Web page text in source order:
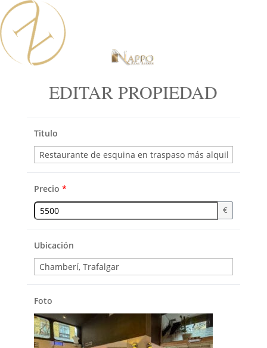
EDITAR PROPIEDAD
Titulo
Precio *
€
Ubicación
Foto